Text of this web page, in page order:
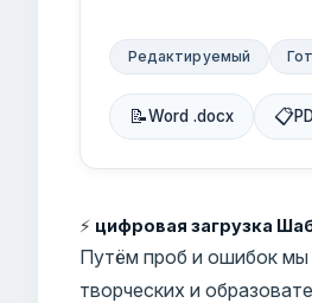
Редактируемый
📝Word .docx 📋
⚡ цифровая загрузка
Путём проб и ошибок
творческих и